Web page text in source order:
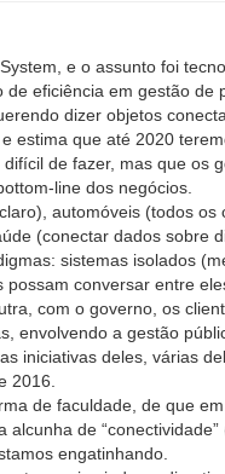
e o assunto foi
eficiência em gestão de
dizer objetos
estima que até 2020
de fazer, mas que os
line dos negócios.
automóveis (todos os
(conectar dados sobre
sistemas isolados
conversar entre
com o governo, os
envolvendo a gestão
iniciativas deles, várias
2016.
de faculdade, de que
de
engatinhando.